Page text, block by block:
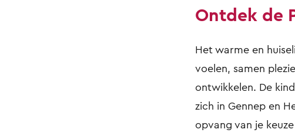
Ontdek de
Het warme en
voelen, samen
ontwikkelen. De
zich in Gennep en
opvang van je